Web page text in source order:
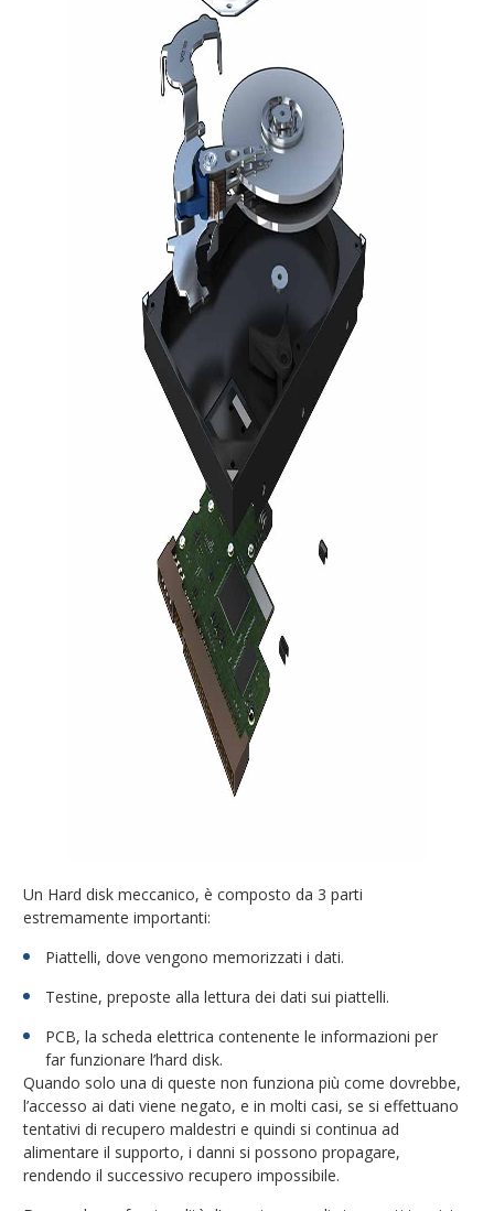
Un Hard disk meccanico, è composto da 3 parti
estremamente importanti:
Piattelli, dove vengono memorizzati i dati.
Testine, preposte alla lettura dei dati sui piattelli.
PCB, la scheda elettrica contenente le informazioni per
far funzionare l’hard disk.
Quando solo una di queste non funziona più come dovrebbe,
l’accesso ai dati viene negato, e in molti casi, se si effettuano
tentativi di recupero maldestri e quindi si continua ad
alimentare il supporto, i danni si possono propagare,
rendendo il successivo recupero impossibile.